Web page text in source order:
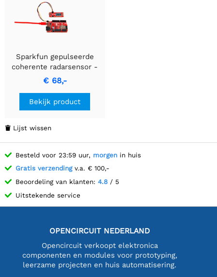
Sparkfun gepulseerde
coherente radarsensor -
Acconeer XM125 (Qwiic)
€ 68,-
Bekijk product
 Lijst wissen
Besteld voor 23:59 uur, morgen in huis
Gratis verzendingv.a. € 100,-
Beoordeling van klanten: 4.8 / 5
Uitstekende service
OPENCIRCUIT NEDERLAND
Opencircuit verkoopt elektronica
componenten en modules voor prototyping,
leerzame projecten en huis automatisering.